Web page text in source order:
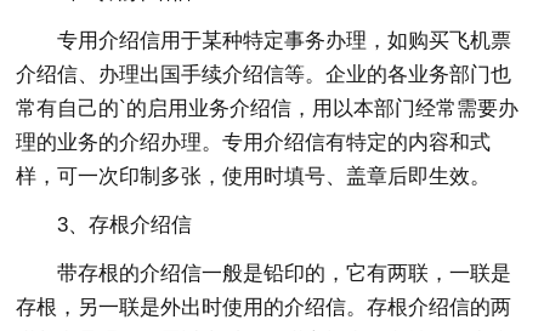
专用介绍信用于某种特定事务办理，如购买飞机票
介绍信、办理出国手续介绍信等。企业的各业务部门也
常有自己的`的启用业务介绍信，用以本部门经常需要办
理的业务的介绍办理。专用介绍信有特定的内容和式
样，可一次印制多张，使用时填号、盖章后即生效。
3、存根介绍信
带存根的介绍信一般是铅印的，它有两联，一联是
存根，另一联是外出时使用的介绍信。存根介绍信的两